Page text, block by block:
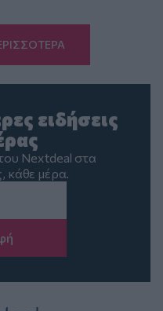
ειδήσεις
Nextdeal στα
κάθε μέρα.